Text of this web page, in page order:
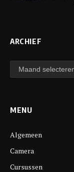
ARCHIEF
MENU
Algemeen
Camera
Cursussen